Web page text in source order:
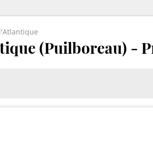
(Puilboreau) -